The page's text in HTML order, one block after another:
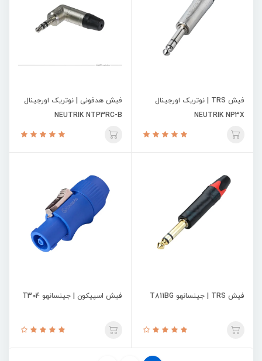
فیش TRS | نوتریک اورجینال
NEUTRIK NP3X
فیش هدفونی | نوتریک اورجینال
NEUTRIK NTP3RC-B
فیش TRS | جینسانهو T811BG فیش اسپیکون | جینسانهو T304